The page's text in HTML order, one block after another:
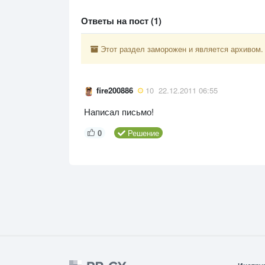
Ответы на пост (1)
Этот раздел заморожен и является
fire200886 10 22.12.2011 06:55
Написал письмо!
0 Решение